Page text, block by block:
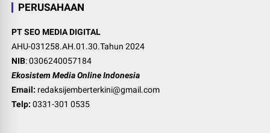
PERUSAHAAN
PT SEO MEDIA DIGITAL
AHU-031258.AH.01.30.Tahun 2024
NIB: 0306240057184
Ekosistem Media Online Indonesia
Email: redaksijemberterkini@gmail.com
Telp: 0331-301 0535